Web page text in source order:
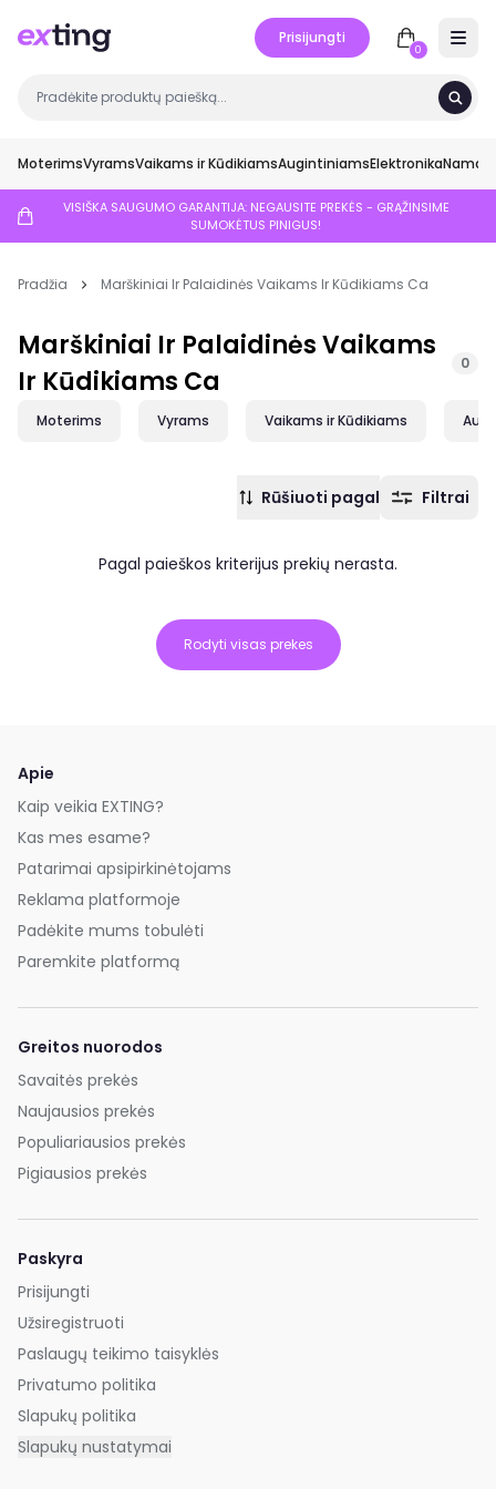
Prisijungti
0
MoterimsVyramsVaikams ir KūdikiamsAugintiniamsElektronikaNamai
VISIŠKA SAUGUMO GARANTIJA: NEGAUSITE PREKĖS - GRĄŽINSIME
SUMOKĖTUS PINIGUS!
Pradžia Marškiniai Ir Palaidinės Vaikams Ir Kūdikiams Ca
Marškiniai Ir Palaidinės Vaikams
Ir Kūdikiams Ca
0
Moterims Vyrams Vaikams ir Kūdikiams
Rūšiuoti pagal Filtrai
Pagal paieškos kriterijus prekių nerasta.
Rodyti visas prekes
Apie
Kaip veikia EXTING?
Kas mes esame?
Patarimai apsipirkinėtojams
Reklama platformoje
Padėkite mums tobulėti
Paremkite platformą
Greitos nuorodos
Savaitės prekės
Naujausios prekės
Populiariausios prekės
Pigiausios prekės
Paskyra
Prisijungti
Užsiregistruoti
Paslaugų teikimo taisyklės
Privatumo politika
Slapukų politika
Slapukų nustatymai